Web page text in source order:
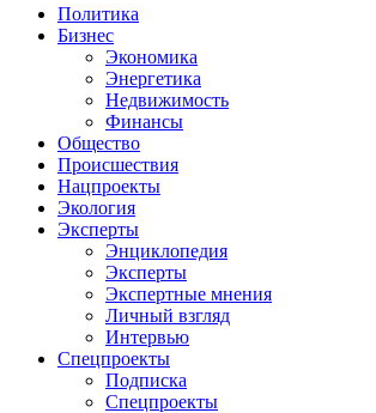
Политика
Бизнес
Экономика
Энергетика
Недвижимость
Финансы
Общество
Происшествия
Нацпроекты
Экология
Эксперты
Энциклопедия
Эксперты
Экспертные мнения
Личный взгляд
Интервью
Спецпроекты
Подписка
Спецпроекты